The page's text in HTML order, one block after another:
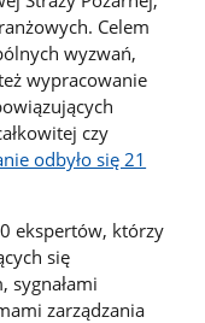
Celem
wyzwań,
wypracowanie
czy
odbyło się 21
ekspertów, którzy
się
zarządzania